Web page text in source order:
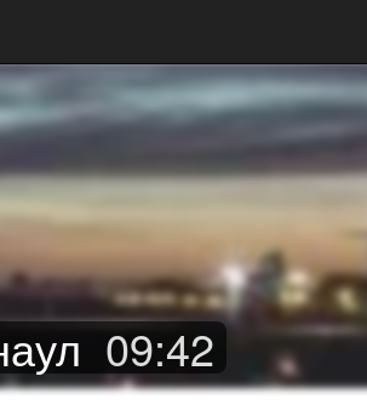
09:42